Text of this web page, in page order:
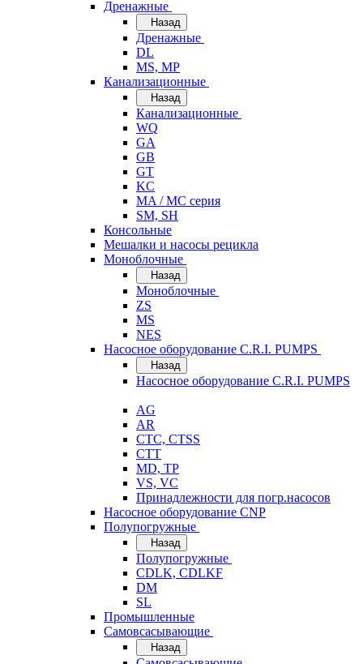
Дренажные
Назад
Дренажные
DL
MS, MP
Канализационные
Назад
Канализационные
WQ
GA
GB
GT
KC
MA / MC серия
SM, SH
Консольные
Мешалки и насосы рецикла
Моноблочные
Назад
Моноблочные
ZS
MS
NES
Насосное оборудование C.R.I. PUMPS
Назад
Насосное оборудование C.R.I. PUMPS
AG
AR
CTC, CTSS
CTT
MD, TP
VS, VC
Принадлежности для погр.насосов
Насосное оборудование CNP
Полупогружные
Назад
Полупогружные
CDLK, CDLKF
DM
SL
Промышленные
Самовсасывающие
Назад